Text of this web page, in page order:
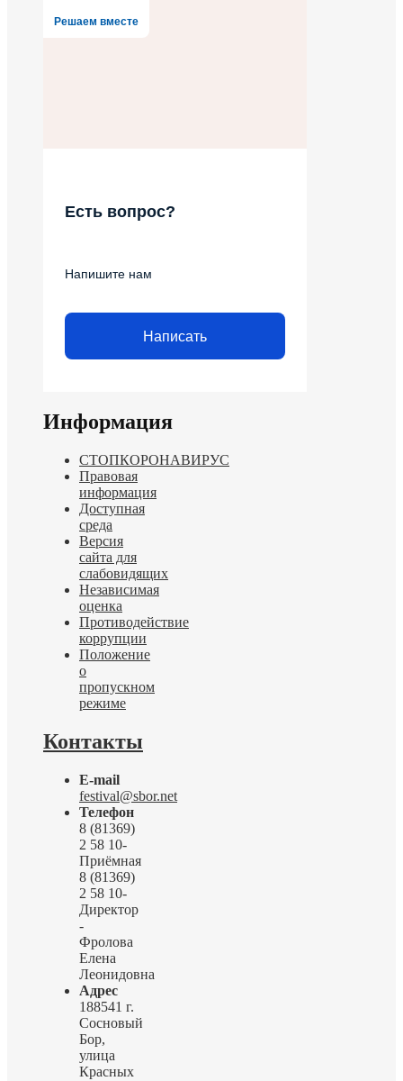
Решаем вместе
Есть вопрос?
Напишите нам
Написать
Информация
СТОПКОРОНАВИРУС
Правовая
информация
Доступная
среда
Версия
сайта для
слабовидящих
Независимая
оценка
Противодействие
коррупции
Положение
о
пропускном
режиме
Контакты
E-mail
festival@sbor.net
Телефон
8 (81369)
2 58 10-
Приёмная
8 (81369)
2 58 10-
Директор
-
Фролова
Елена
Леонидовна
Адрес
188541 г.
Сосновый
Бор,
улица
Красных